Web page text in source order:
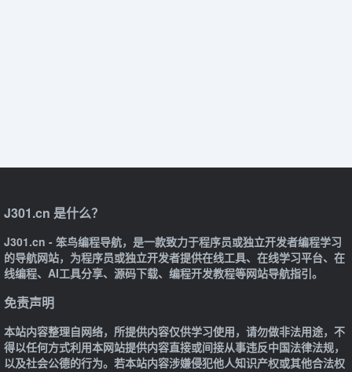
J301.cn 是什么？
J301.cn - 笨鸟编程导航，是一款致力于程序员或独立开发者编程学习
的导航网站，为程序员或独立开发者提供在线工具、在线学习平台、在
线编程、AI工具分享、源码下载、编程开发教程等网站导航指引。
免责声明
本站内容整理自网络，所提供内容仅供学习使用，请勿做非法用途，不
得以任何方式利用本网站提供内容直接或间接从事违反中国法律法规，
以及社会公德的行为。若本站内容涉嫌侵犯他人知识产权或其他合法权